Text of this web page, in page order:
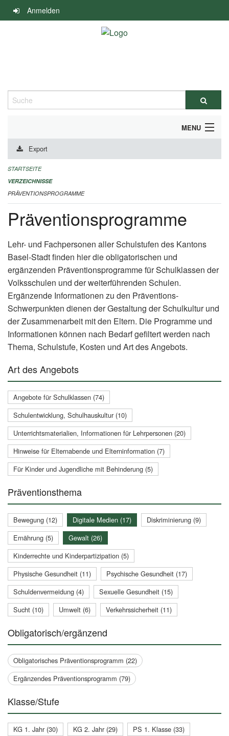
Navigation
überspringen
Anmelden
Suche
MENU
DURCHFÜHRUNG UND FINANZIERUNG
IMPRESSUM
Export
STARTSEITE
VERZEICHNISSE
PRÄVENTIONSPROGRAMME
Präventionsprogramme
Lehr- und Fachpersonen aller Schulstufen des Kantons
Basel-Stadt finden hier die obligatorischen und
ergänzenden Präventionsprogramme für Schulklassen der
Volksschulen und der weiterführenden Schulen.
Ergänzende Informationen zu den Präventions-
Schwerpunkten dienen der Gestaltung der Schulkultur und
der Zusammenarbeit mit den Eltern. Die Programme und
Informationen können nach Bedarf gefiltert werden nach
Thema, Schulstufe, Kosten und Art des Angebots.
Art des Angebots
Angebote für Schulklassen (74)
Schulentwicklung, Schulhauskultur (10)
Unterrichtsmaterialien, Informationen für Lehrpersonen (20)
Hinweise für Elternabende und Elterninformation (7)
Für Kinder und Jugendliche mit Behinderung (5)
Präventionsthema
Bewegung (12) Digitale Medien (17)
Diskriminierung (9)
Ernährung (5)
Gewalt (26)
Kinderrechte und Kinderpartizipation (5)
Physische Gesundheit (11)
Psychische Gesundheit (17)
Schuldenvermeidung (4)
Sexuelle Gesundheit (15)
Sucht (10)
Umwelt (6) Verkehrssicherheit (11)
Obligatorisch/ergänzend
Obligatorisches Präventionsprogramm (22)
Ergänzendes Präventionsprogramm (79)
Klasse/Stufe
KG 1. Jahr (30) KG 2. Jahr (29)
PS 1. Klasse (33)